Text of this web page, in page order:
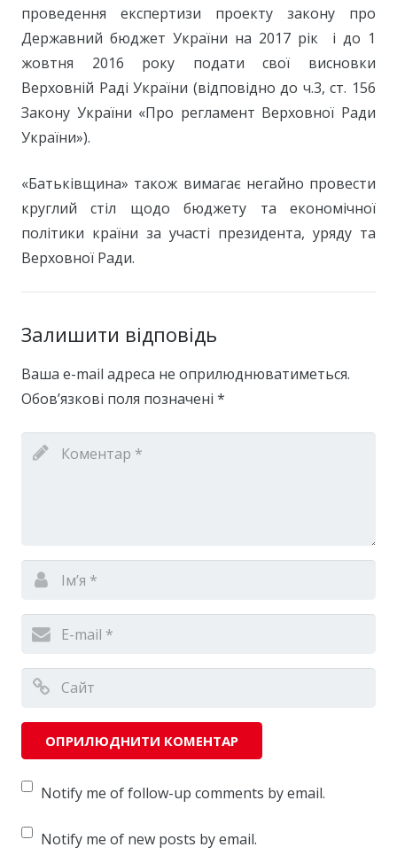
проведення експертизи проекту закону про
Державний бюджет України на 2017 рік і до 1
жовтня 2016 року подати свої висновки
Верховній Раді України (відповідно до ч.3, ст. 156
Закону України «Про регламент Верховної Ради
України»).
«Батьківщина» також вимагає негайно провести
круглий стіл щодо бюджету та економічної
політики країни за участі президента, уряду та
Верховної Ради.
Залишити відповідь
Ваша e-mail адреса не оприлюднюватиметься.
Обов’язкові поля позначені *
Notify me of follow-up comments by email.
Notify me of new posts by email.